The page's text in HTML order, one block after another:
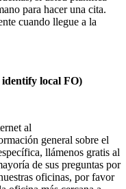
para hacer una cita.
cuando llegue a la
local FO)
al
general sobre el
llámenos gratis al
de sus preguntas por
oficinas, por favor